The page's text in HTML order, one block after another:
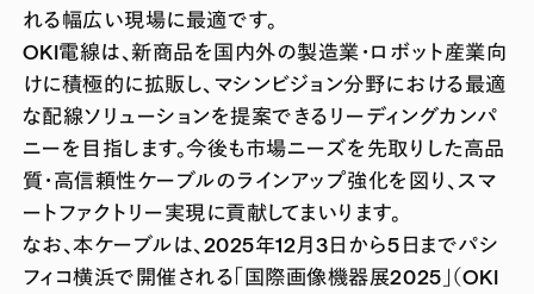
れる幅広い現場に最適です。
OKI電線は、新商品を国内外の製造業・ロボット産業向
けに積極的に拡販し、マシンビジョン分野における最適
な配線ソリューションを提案できるリーディングカンパ
ニーを目指します。今後も市場ニーズを先取りした高品
質・高信頼性ケーブルのラインアップ強化を図り、スマ
ートファクトリー実現に貢献してまいります。
なお、本ケーブルは、2025年12月3日から5日までパシ
フィコ横浜で開催される「国際画像機器展2025」（OKI